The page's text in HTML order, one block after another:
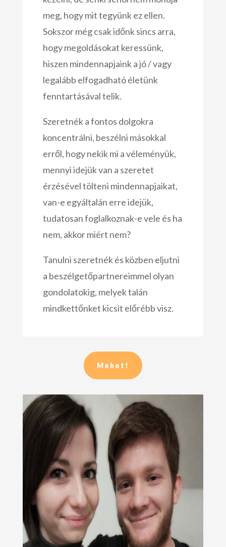
meg, hogy mit tegyünk ez ellen.
Sokszor még csak időnk sincs arra,
hogy megoldásokat keressünk,
hiszen mindennapjaink a jó / vagy
legalább elfogadható életünk
fenntartásával telik.
Szeretnék a fontos dolgokra
koncentrálni, beszélni másokkal
erről, hogy nekik mi a véleményük,
mennyi idejük van a szeretet
érzésével tölteni mindennapjaikat,
van-e egyáltalán erre idejük,
tudatosan foglalkoznak-e vele és ha
nem, akkor miért nem?
Tanulni szeretnék és közben eljutni
a beszélgetőpartnereimmel olyan
gondolatokig, melyek talán
mindkettőnket kicsit előrébb visz.
Mehet!